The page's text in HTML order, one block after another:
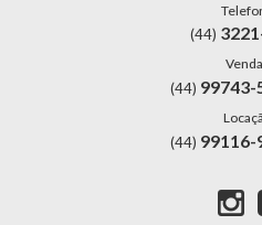
(44)
(44) 99743-
(44) 99116-